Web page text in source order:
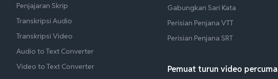
Penjajaran Skrip
Transkripsi Audio
Transkripsi Video
Audio to Text Converter
Video to Text Converter
Gabungkan Sari Kata
Perisian Penjana VTT
Perisian Penjana SRT
Pemuat turun video percuma